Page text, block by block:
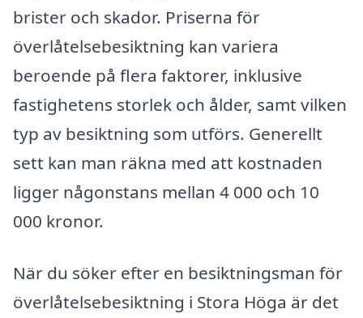
brister och skador. Priserna för
överlåtelsebesiktning kan variera
beroende på flera faktorer, inklusive
fastighetens storlek och ålder, samt vilken
typ av besiktning som utförs. Generellt
sett kan man räkna med att kostnaden
ligger någonstans mellan 4 000 och 10
000 kronor.
När du söker efter en besiktningsman för
överlåtelsebesiktning i Stora Höga är det